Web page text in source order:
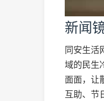
新闻
同安生活
域的民生
面面，让
互助、节